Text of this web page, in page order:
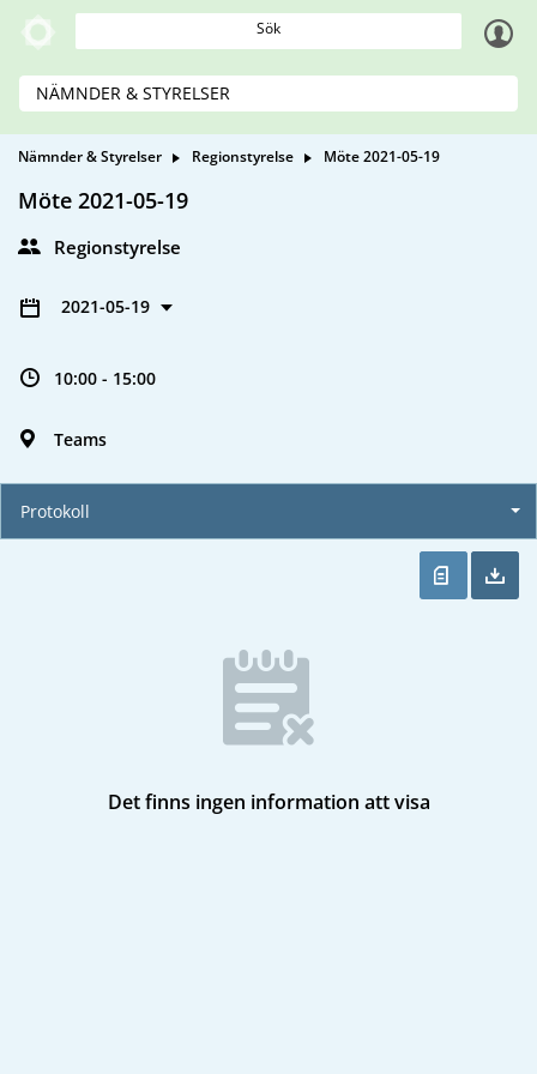
Sök
NÄMNDER & STYRELSER
Nämnder & Styrelser Regionstyrelse Möte 2021-05-19
Möte 2021-05-19
Regionstyrelse
2021-05-19
10:00 - 15:00
Teams
Protokoll
Det finns ingen information att visa